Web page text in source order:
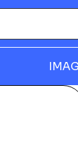
PS5/